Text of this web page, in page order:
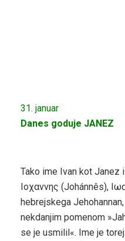
31. januar
Danes goduje JANEZ
Tako ime Ivan kot Janez
Ιoχαννης (Johánnês),
hebrejskega
nekdanjim pomenom
se je usmilil«. Ime je